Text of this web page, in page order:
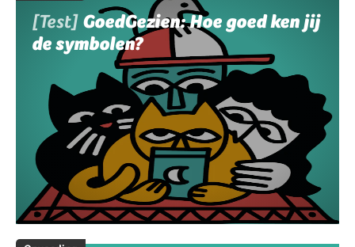
[Test] GoedGezien: Hoe goed ken jij
de symbolen?